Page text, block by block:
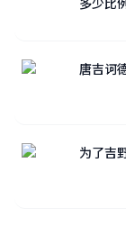
唐吉诃
为了吉